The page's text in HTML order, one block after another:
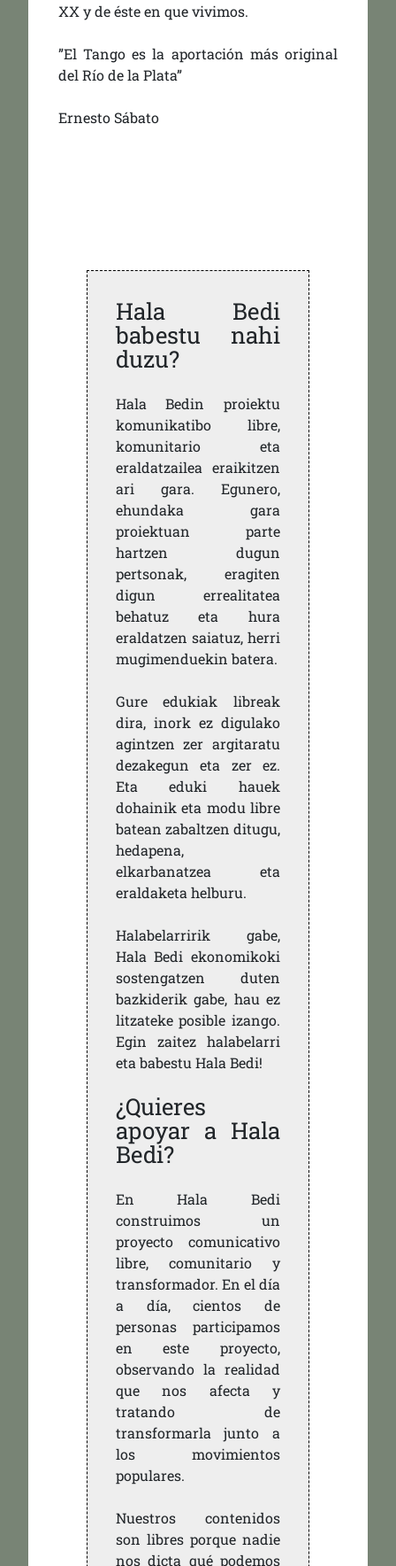
XX y de éste en que vivimos.
”El Tango es la aportación más original
del Río de la Plata”
Ernesto Sábato
Hala Bedi
babestu nahi
duzu?
Hala Bedin proiektu
komunikatibo libre,
komunitario eta
eraldatzailea eraikitzen
ari gara. Egunero,
ehundaka gara
proiektuan parte
hartzen dugun
pertsonak, eragiten
digun errealitatea
behatuz eta hura
eraldatzen saiatuz, herri
mugimenduekin batera.
Gure edukiak libreak
dira, inork ez digulako
agintzen zer argitaratu
dezakegun eta zer ez.
Eta eduki hauek
dohainik eta modu libre
batean zabaltzen ditugu,
hedapena,
elkarbanatzea eta
eraldaketa helburu.
Halabelarririk gabe,
Hala Bedi ekonomikoki
sostengatzen duten
bazkiderik gabe, hau ez
litzateke posible izango.
Egin zaitez halabelarri
eta babestu Hala Bedi!
¿Quieres
apoyar a Hala
Bedi?
En Hala Bedi
construimos un
proyecto comunicativo
libre, comunitario y
transformador. En el día
a día, cientos de
personas participamos
en este proyecto,
observando la realidad
que nos afecta y
tratando de
transformarla junto a
los movimientos
populares.
Nuestros contenidos
son libres porque nadie
nos dicta qué podemos